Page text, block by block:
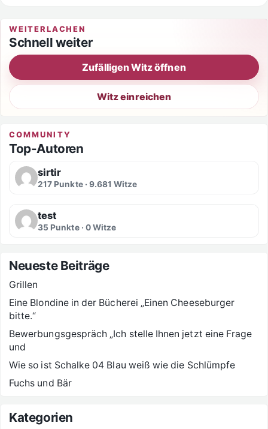
WEITERLACHEN
Schnell weiter
Zufälligen Witz öffnen
Witz einreichen
COMMUNITY
Top-Autoren
sirtir
217 Punkte · 9.681 Witze
test
35 Punkte · 0 Witze
Neueste Beiträge
Grillen
Eine Blondine in der Bücherei „Einen Cheeseburger
bitte.“
Bewerbungsgespräch „Ich stelle Ihnen jetzt eine Frage
und
Wie so ist Schalke 04 Blau weiß wie die Schlümpfe
Fuchs und Bär
Kategorien